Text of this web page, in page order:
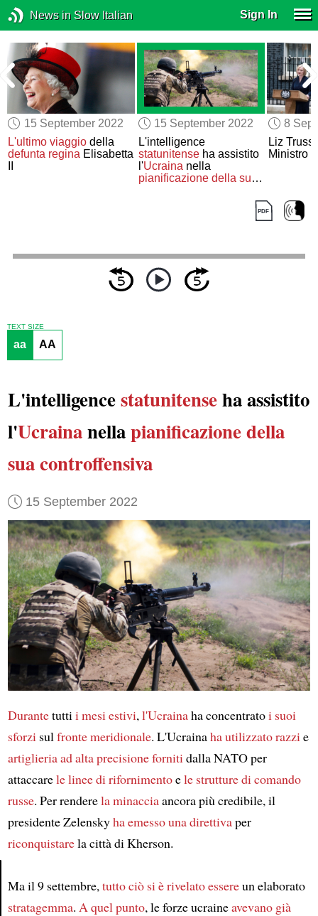
News in Slow Italian Sign In
15 September 2022
L'ultimo viaggio della
defunta regina Elisabetta
15 September 2022
L'intelligence
statunitenseha assistito
l'Ucrainanella
pianificazione della sua
8
Liz Truss
Ministro
TEXT SIZE
aa AA
L'intelligencestatunitenseha assistito
l'Ucrainanellapianificazione della
sua controffensiva
15 September 2022
Durantetutti i mesi estivi, l'Ucrainaha concentratoi suoi
sforzi sul fronte meridionale. L'Ucrainaha utilizzatorazzi e
artiglieria ad alta precisioneforniti dalla NATO per
attaccarele linee di rifornimentoele strutture di comando
russe. Per renderela minacciaancora più credibile, il
presidente Zelenskyha emesso una direttivaper
riconquistarela città di Kherson.
Ma il 9 settembre, tutto ciò si è rivelato essereun elaborato
stratagemma. A quel punto, le forze ucraineavevano già